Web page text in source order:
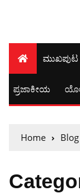
ಮುಖಪುಟ
ಪ್ರಜಾಕೀಯ
Home Blog